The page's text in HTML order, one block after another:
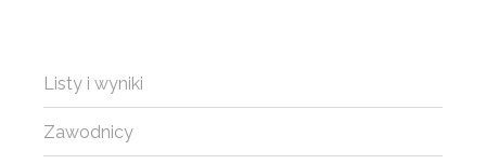
Listy i wyniki
Zawodnicy